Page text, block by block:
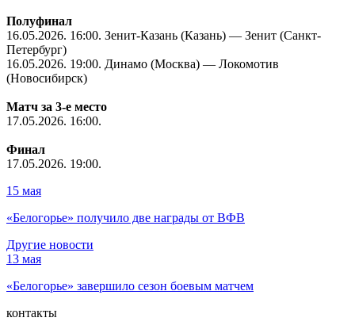
Полуфинал
16.05.2026. 16:00. Зенит-Казань (Казань) — Зенит (Санкт-
Петербург)
16.05.2026. 19:00. Динамо (Москва) — Локомотив
(Новосибирск)
Матч за 3-е место
17.05.2026. 16:00.
Финал
17.05.2026. 19:00.
15 мая
«Белогорье» получило две награды от ВФВ
Другие новости
13 мая
«Белогорье» завершило сезон боевым матчем
контакты